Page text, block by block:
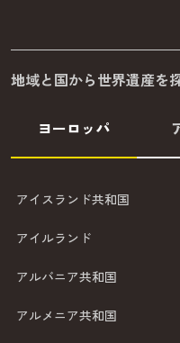
地域と国から世界遺産を
ヨーロッパ
アイスランド共和国
アイルランド
アルバニア共和国
アルメニア共和国